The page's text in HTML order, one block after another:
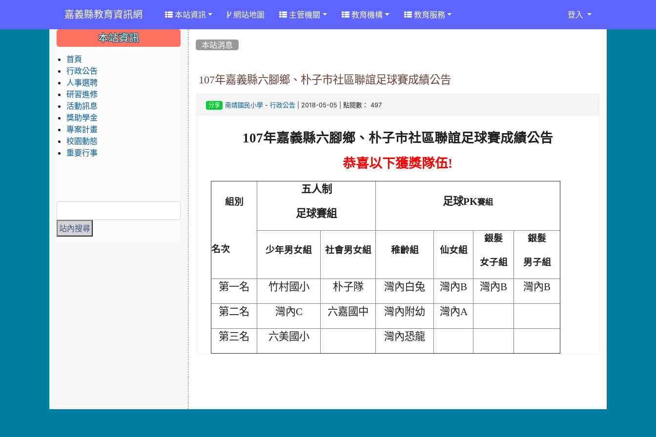
嘉義縣教育資訊網 本站資訊 網站地圖 主管機關 教育機構 教育服務 登入
本站消息
107年嘉義縣六腳鄉、朴子市社區聯誼足球賽成績公告
分享 南靖國民小學 - 行政公告 | 2018-05-05 | 點閱數： 497
107年嘉義縣六腳鄉、朴子市社區聯誼足球賽成績公告
恭喜以下獲獎隊伍!
組別
名次
五人制
足球賽組
足球PK賽組
少年男女組 社會男女組 稚齡組 仙女組
銀髮
女子組
銀髮
男子組
第一名 竹村國小 朴子隊 灣內白兔 灣內B 灣內B 灣內B
第二名 灣內C 六嘉國中 灣內附幼 灣內A
第三名 六美國小 灣內恐龍
::: 本站資訊
首頁
行政公告
人事選聘
研習進修
活動訊息
獎助學金
專案計畫
校園動態
重要行事